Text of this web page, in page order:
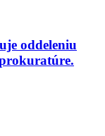
oddeleniu